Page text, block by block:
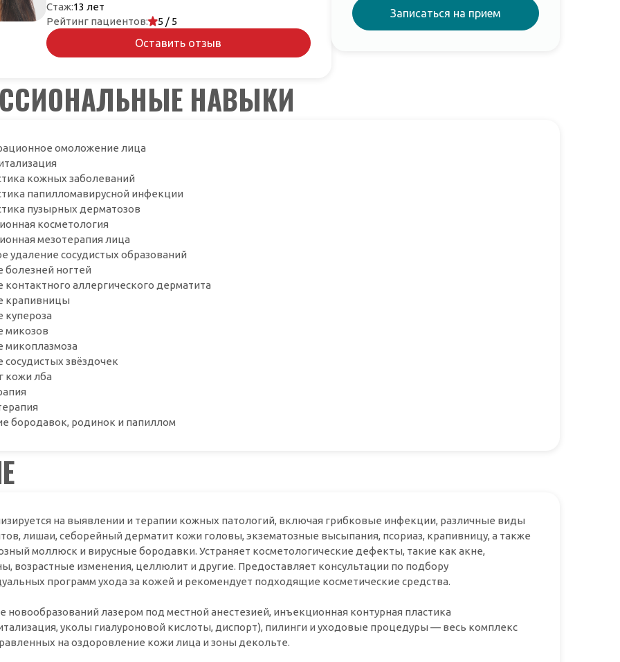
Стаж:13 лет
Рейтинг пациентов:
5 / 5
Оставить отзыв
Записаться на прием
НАВЫКИ
омоложение лица
кожных заболеваний
папилломавирусной инфекции
пузырных дерматозов
косметология
мезотерапия лица
удаление сосудистых образований
болезней ногтей
контактного аллергического дерматита
крапивницы
купероза
микозов
микоплазмоза
сосудистых звёздочек
кожи лба
бородавок, родинок и папиллом
на выявлении и терапии кожных патологий, включая грибковые инфекции, различные виды
лишаи, себорейный дерматит кожи головы, экзематозные высыпания, псориаз, крапивницу, а также
моллюск и вирусные бородавки. Устраняет косметологические дефекты, такие как акне,
возрастные изменения, целлюлит и другие. Предоставляет консультации по подбору
программ ухода за кожей и рекомендует подходящие косметические средства.
новообразований лазером под местной анестезией, инъекционная контурная пластика
уколы гиалуроновой кислоты, диспорт), пилинги и уходовые процедуры — весь комплекс
на оздоровление кожи лица и зоны декольте.